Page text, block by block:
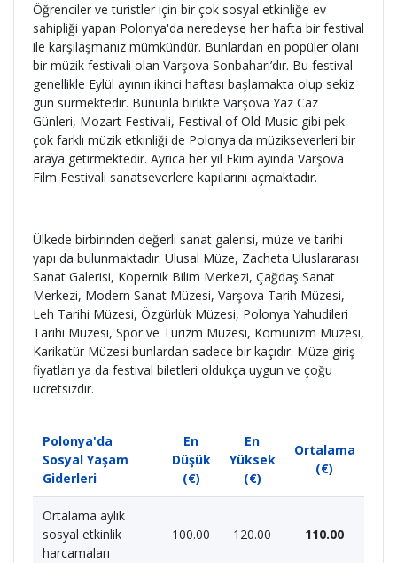
Öğrenciler ve turistler için bir çok sosyal etkinliğe ev
sahipliği yapan Polonya'da neredeyse her hafta bir festival
ile karşılaşmanız mümkündür. Bunlardan en popüler olanı
bir müzik festivali olan Varşova Sonbaharı’dır. Bu festival
genellikle Eylül ayının ikinci haftası başlamakta olup sekiz
gün sürmektedir. Bununla birlikte Varşova Yaz Caz
Günleri, Mozart Festivali, Festival of Old Music gibi pek
çok farklı müzik etkinliği de Polonya'da müzikseverleri bir
araya getirmektedir. Ayrıca her yıl Ekim ayında Varşova
Film Festivali sanatseverlere kapılarını açmaktadır.
Ülkede birbirinden değerli sanat galerisi, müze ve tarihi
yapı da bulunmaktadır. Ulusal Müze, Zacheta Uluslararası
Sanat Galerisi, Kopernik Bilim Merkezi, Çağdaş Sanat
Merkezi, Modern Sanat Müzesi, Varşova Tarih Müzesi,
Leh Tarihi Müzesi, Özgürlük Müzesi, Polonya Yahudileri
Tarihi Müzesi, Spor ve Turizm Müzesi, Komünizm Müzesi,
Karikatür Müzesi bunlardan sadece bir kaçıdır. Müze giriş
fiyatları ya da festival biletleri oldukça uygun ve çoğu
ücretsizdir.
Polonya'da
Sosyal Yaşam
Giderleri
En
Düşük
(€)
En
Yüksek
(€)
Ortalama
(€)
Ortalama aylık
sosyal etkinlik
harcamaları
100.00 120.00 110.00